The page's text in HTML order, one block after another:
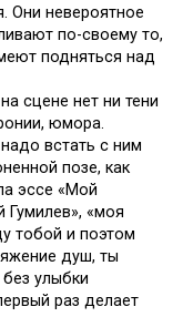
Они невероятное
по-своему то,
подняться над
сцене нет ни тени
юмора.
встать с ним
позе, как
эссе «Мой
Гумилев», «моя
тобой и поэтом
душ, ты
улыбки
раз делает